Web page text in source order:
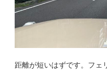
距離が短いはずです。フ